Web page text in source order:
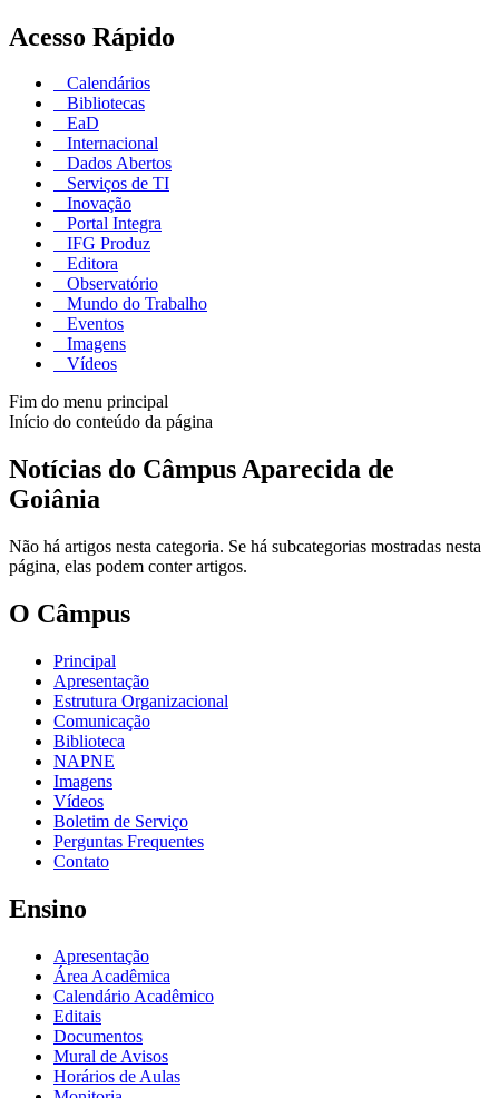
Acesso Rápido
Calendários
Bibliotecas
EaD
Internacional
Dados Abertos
Serviços de TI
Inovação
Portal Integra
IFG Produz
Editora
Observatório
Mundo do Trabalho
Eventos
Imagens
Vídeos
Fim do menu principal
Início do conteúdo da página
Notícias do Câmpus Aparecida de
Goiânia
Não há artigos nesta categoria. Se há subcategorias mostradas nesta
página, elas podem conter artigos.
O Câmpus
Principal
Apresentação
Estrutura Organizacional
Comunicação
Biblioteca
NAPNE
Imagens
Vídeos
Boletim de Serviço
Perguntas Frequentes
Contato
Ensino
Apresentação
Área Acadêmica
Calendário Acadêmico
Editais
Documentos
Mural de Avisos
Horários de Aulas